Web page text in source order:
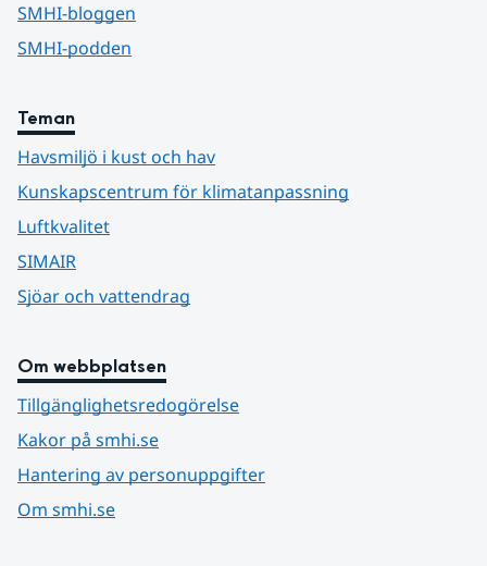
SMHI-bloggen
SMHI-podden
Teman
Havsmiljö i kust och hav
Kunskapscentrum för klimatanpassning
Luftkvalitet
SIMAIR
Sjöar och vattendrag
Om webbplatsen
Tillgänglighetsredogörelse
Kakor på smhi.se
Hantering av personuppgifter
Om smhi.se